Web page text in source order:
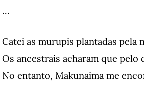
…
Catei as murupis plantadas pela
Os ancestrais acharam que
No entanto, Makunaima me